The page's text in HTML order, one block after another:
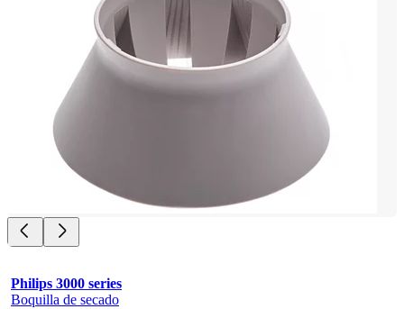
Philips 3000 series
Boquilla de secado